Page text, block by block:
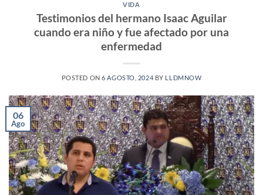
VIDA
Testimonios del hermano Isaac Aguilar
cuando era niño y fue afectado por una
enfermedad
POSTED ON6 AGOSTO, 2024 BY LLDMNOW
06
Ago